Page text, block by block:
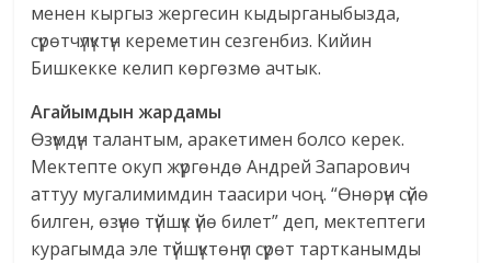
менен кыргыз жергесин кыдырганыбызда,
сүрөтчүлүктүн кереметин сезгенбиз. Кийин
Бишкекке келип көргөзмө ачтык.
Агайымдын жардамы
Өзүмдүн талантым, аракетимен болсо керек.
Мектепте окуп жүргөндө Андрей Запарович
аттуу мугалимимдин таасири чоң. “Өнөрүн сүйө
билген, өзүнө түйшүк үйө билет” деп, мектептеги
курагымда эле түйшүктөнүп сүрөт тартканымды